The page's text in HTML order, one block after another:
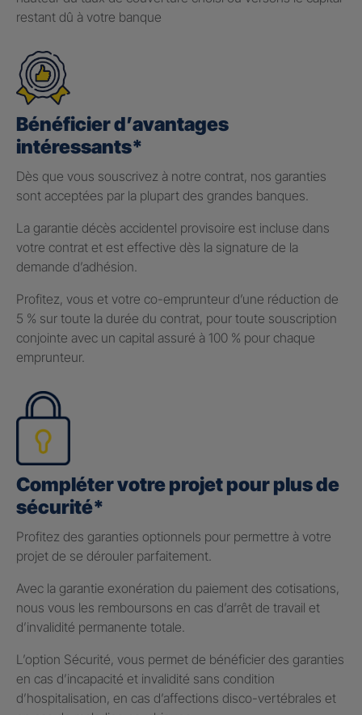
restant dû à votre banque
Bénéficier d’avantages
intéressants*
Dès que vous souscrivez à notre contrat, nos garanties
sont acceptées par la plupart des grandes banques.
La garantie décès accidentel provisoire est incluse dans
votre contrat et est effective dès la signature de la
demande d’adhésion.
Profitez, vous et votre co-emprunteur d’une réduction de
5 % sur toute la durée du contrat, pour toute souscription
conjointe avec un capital assuré à 100 % pour chaque
emprunteur.
Compléter votre projet pour plus de
sécurité*
Profitez des garanties optionnels pour permettre à votre
projet de se dérouler parfaitement.
Avec la garantie exonération du paiement des cotisations,
nous vous les remboursons en cas d’arrêt de travail et
d’invalidité permanente totale.
L’option Sécurité, vous permet de bénéficier des garanties
en cas d’incapacité et invalidité sans condition
d’hospitalisation, en cas d’affections disco-vertébrales et